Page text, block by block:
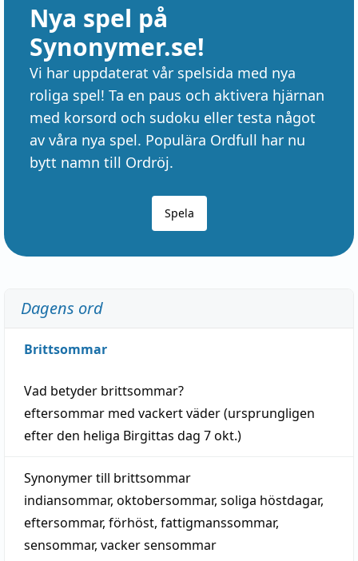
Nya spel på
Synonymer.se!
Vi har uppdaterat vår spelsida med nya
roliga spel! Ta en paus och aktivera hjärnan
med korsord och sudoku eller testa något
av våra nya spel. Populära Ordfull har nu
bytt namn till Ordröj.
Spela
Dagens ord
Brittsommar
Vad betyder brittsommar?
eftersommar med vackertväder(ursprungligen
efter den heliga Birgittas dag 7 okt.)
Synonymer till brittsommar
indiansommar, oktobersommar, soliga höstdagar,
eftersommar, förhöst, fattigmanssommar,
sensommar, vacker sensommar